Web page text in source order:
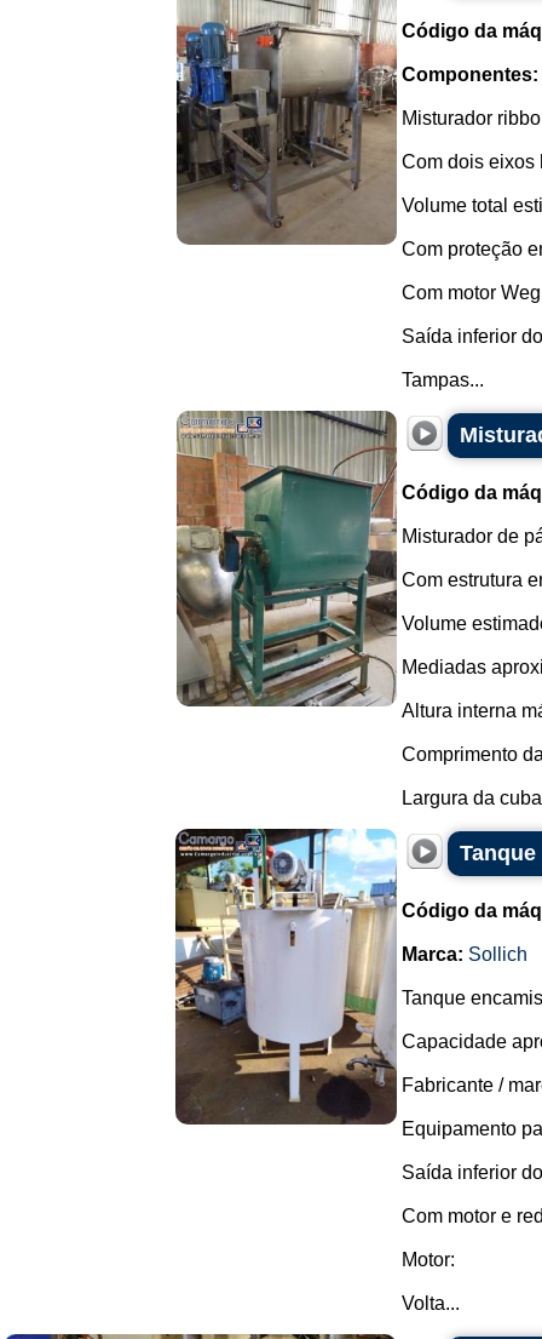
Código da
Componentes:
Misturador
Com dois eixos
Volume total
Com proteção
Com motor
Saída inferior
Tampas...
Código da
Misturador de
Com estrutura
Volume
Mediadas
Altura interna
Comprimento
Largura da
Código da
Marca: Sollich
Tanque
Capacidade
Fabricante /
Equipamento
Saída inferior
Com motor e
Motor:
Volta...